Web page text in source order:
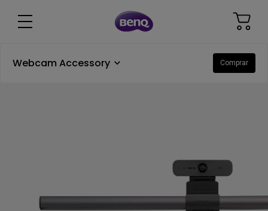
Webcam Accessory Comprar